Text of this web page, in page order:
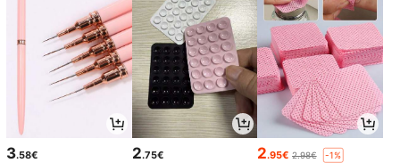
3.58€ 2.75€ 2.95€ 2.98€ -1%